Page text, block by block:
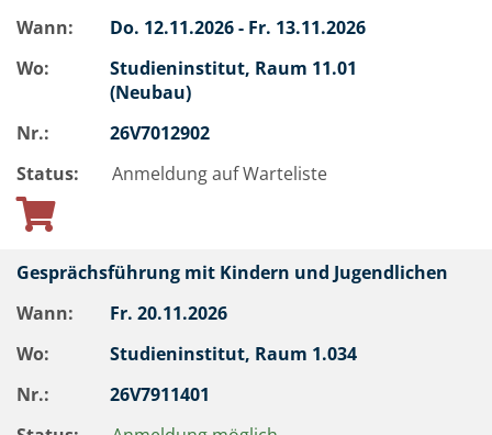
Wann:
Do. 12.11.2026 - Fr. 13.11.2026
Wo:
Studieninstitut, Raum 11.01
(Neubau)
Nr.:
26V7012902
Status:
Anmeldung auf Warteliste
Gesprächsführung mit Kindern und Jugendlichen
Wann:
Fr. 20.11.2026
Wo:
Studieninstitut, Raum 1.034
Nr.:
26V7911401